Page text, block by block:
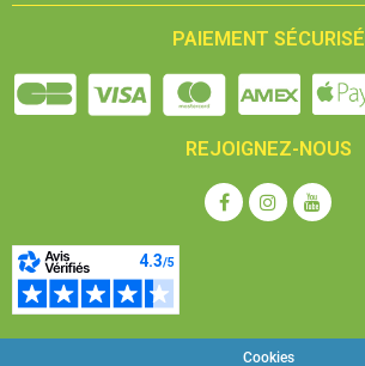
PAIEMENT SÉCURISÉ
REJOIGNEZ-NOUS
Cookies